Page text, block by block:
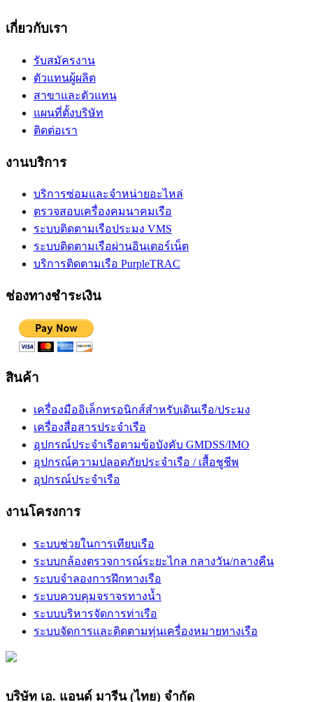
เกี่ยวกับเรา
รับสมัครงาน
ตัวแทนผู้ผลิต
สาขาและตัวแทน
แผนที่ตั้งบริษัท
ติดต่อเรา
งานบริการ
บริการซ่อมและจำหน่ายอะไหล่
ตรวจสอบเครื่องคมนาคมเรือ
ระบบติดตามเรือประมง VMS
ระบบติดตามเรือผ่านอินเตอร์เน็ต
บริการติดตามเรือ PurpleTRAC
ช่องทางชำระเงิน
สินค้า
เครื่องมืออิเล็กทรอนิกส์สำหรับเดินเรือ/ประมง
เครื่องสื่อสารประจำเรือ
อุปกรณ์ประจำเรือตามข้อบังคับ GMDSS/IMO
อุปกรณ์ความปลอดภัยประจำเรือ / เสื้อชูชีพ
อุปกรณ์ประจำเรือ
งานโครงการ
ระบบช่วยในการเทียบเรือ
ระบบกล้องตรวจการณ์ระยะไกล กลางวัน/กลางคืน
ระบบจำลองการฝึกทางเรือ
ระบบควบคุมจราจรทางน้ำ
ระบบบริหารจัดการท่าเรือ
ระบบจัดการและติดตามทุ่นเครื่องหมายทางเรือ
บริษัท เอ. แอนด์ มารีน (ไทย) จำกัด